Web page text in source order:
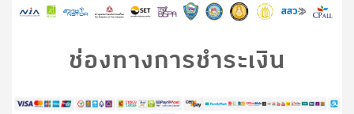
ช่องทางการชำระเงิน